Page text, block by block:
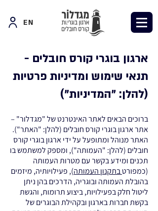
EN
ארגון בוגרי קורס חובלים -
תנאי שימוש ומדיניות פרטיות
(להלן: "המדיניות")
ברוכים הבאים לאתר האינטרנט של "מגדלור" –
אתר ארגון בוגרי קורס חובלים (להלן: "האתר").
האתר מנוהל ומתופעל על ידי ארגון בוגרי קורס
חובלים (להלן: "העמותה"), ומספק למשתמש בו
תכנים ומידע בקשר עם מטרות העמותה
(כמפורטבתקנון העמותה), פעילויותיה, מיזמים
בהובלת העמותה ובוגריה, הדרכים בהן ניתן
ליטול חלק בפעילויות, ביצוע תרומות, והגשת
בקשת חברות בארגון ובקהילת הבוגרים של